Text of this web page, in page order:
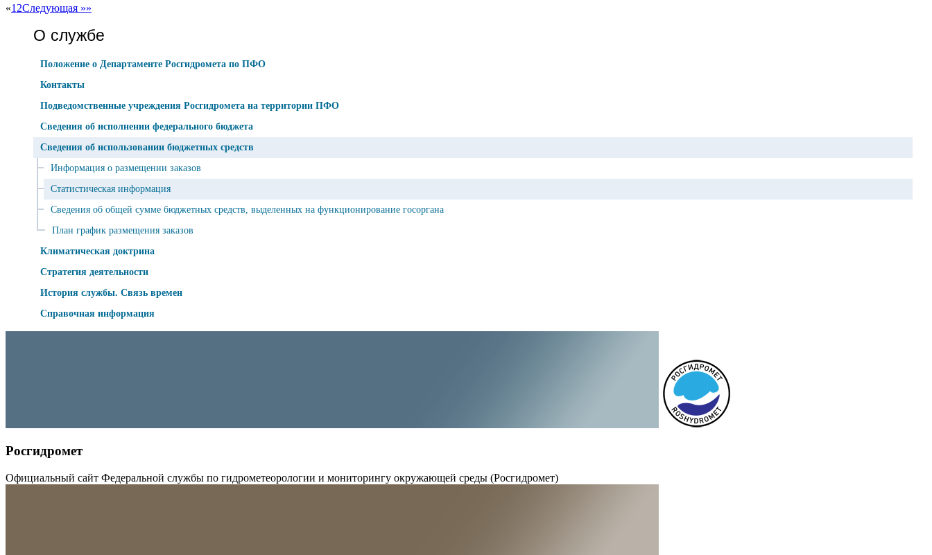
«1 2Следующая »»
О службе
Положение о Департаменте Росгидромета по ПФО
Контакты
Подведомственные учреждения Росгидромета на территории ПФО
Сведения об исполнении федерального бюджета
Сведения об использовании бюджетных средств
Информация о размещении заказов
Статистическая информация
Сведения об общей сумме бюджетных средств, выделенных на функционирование госоргана
План график размещения заказов
Климатическая доктрина
Стратегия деятельности
История службы. Связь времен
Справочная информация
Росгидромет
Официальный сайт Федеральной службы по гидрометеорологии и мониторингу окружающей среды (Росгидромет)